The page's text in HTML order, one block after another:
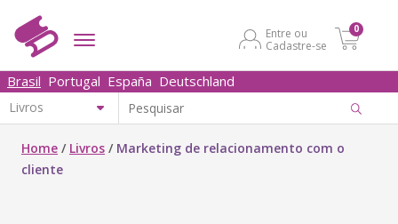
Entre ou
Cadastre-se
0
Brasil Portugal España Deutschland
Home / Livros / Marketing de relacionamento com o
cliente